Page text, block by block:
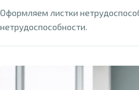
Оформляем листки
нетрудоспособности.